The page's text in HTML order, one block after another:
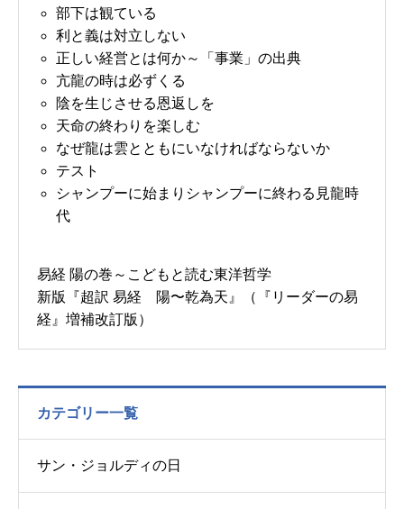
部下は観ている
利と義は対立しない
正しい経営とは何か～「事業」の出典
亢龍の時は必ずくる
陰を生じさせる恩返しを
天命の終わりを楽しむ
なぜ龍は雲とともにいなければならないか
テスト
シャンプーに始まりシャンプーに終わる見龍時
代
易経 陽の巻～こどもと読む東洋哲学
新版『超訳 易経 陽〜乾為天』（『リーダーの易
経』増補改訂版）
カテゴリー一覧
サン・ジョルディの日